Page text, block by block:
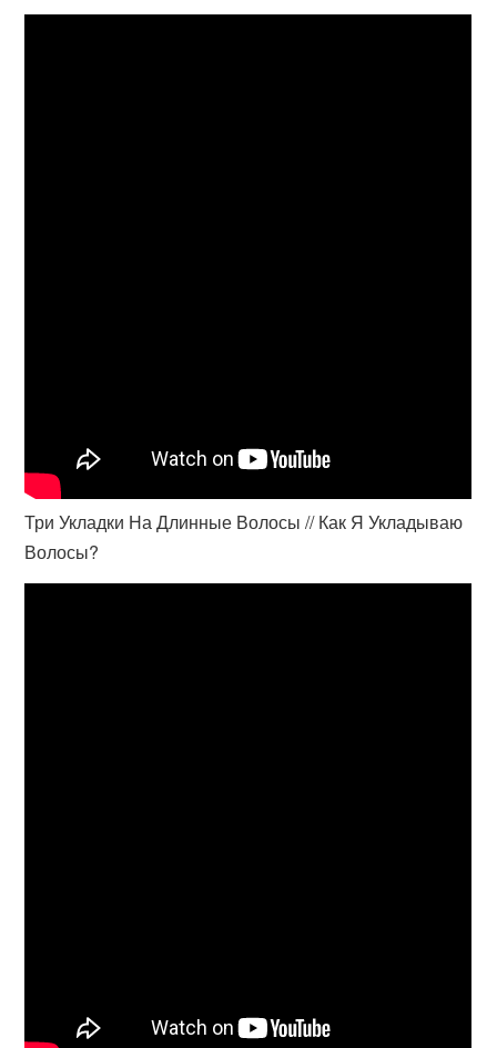
Три Укладки На Длинные Волосы // Как Я Укладываю
Волосы?